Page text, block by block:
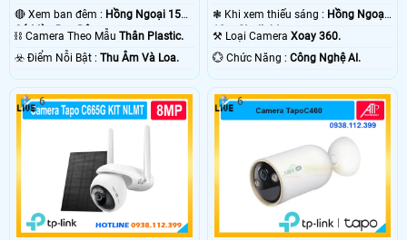
🔴 Xem ban đêm : Hồng Ngoại 15m
Có Màu Ban Ðêm.
⛓ Camera Theo Mẫu Thân Plastic.
️☣️ Điểm Nỗi Bật : Thu Âm Và Loa.
❃ Khi xem thiếu sáng : Hồng Ngoại
10m Starlight.
⚒ Loại CameraXoay 360.
️💮 Chức Năng :Công Nghệ AI.
6 6